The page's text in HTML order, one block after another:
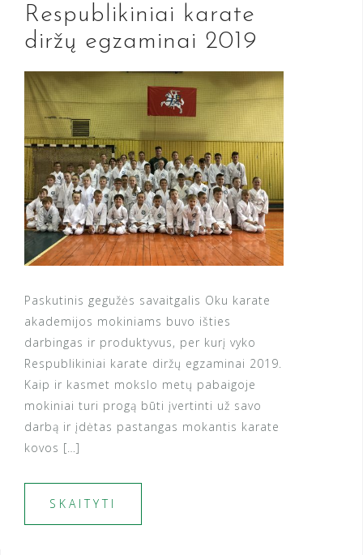
Respublikiniai karate
diržų egzaminai 2019
Paskutinis gegužės savaitgalis Oku karate
akademijos mokiniams buvo išties
darbingas ir produktyvus, per kurį vyko
Respublikiniai karate diržų egzaminai 2019.
Kaip ir kasmet mokslo metų pabaigoje
mokiniai turi progą būti įvertinti už savo
darbą ir įdėtas pastangas mokantis karate
kovos […]
SKAITYTI